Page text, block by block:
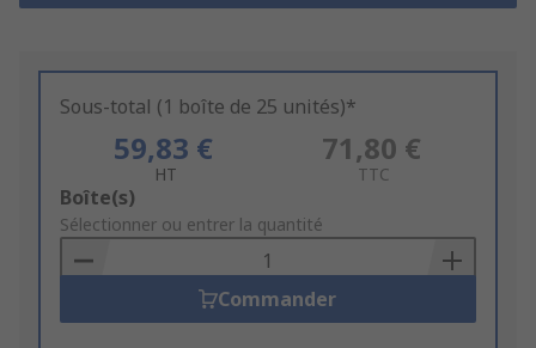
Sous-total (1 boîte de 25 unités)*
59,83 €
HT
71,80 €
TTC
Add
to
Basket
Boîte(s)
Sélectionner ou entrer la quantité
Commander